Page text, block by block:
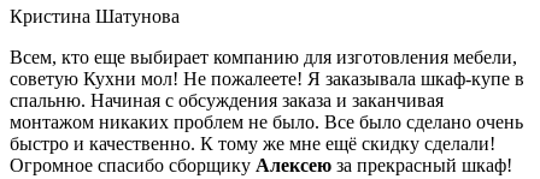
Кристина Шатунова
Всем, кто еще выбирает компанию для изготовления мебели,
советую Кухни мол! Не пожалеете! Я заказывала шкаф-купе в
спальню. Начиная с обсуждения заказа и заканчивая
монтажом никаких проблем не было. Все было сделано очень
быстро и качественно. К тому же мне ещё скидку сделали!
Огромное спасибо сборщику Алексею за прекрасный шкаф!